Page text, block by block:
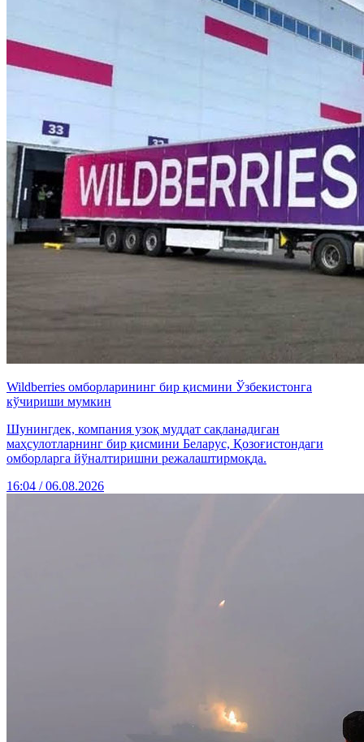
Wildberries омборларининг бир қисмини Ўзбекистонга
кўчириши мумкин
Шунингдек, компания узоқ муддат сақланадиган
маҳсулотларнинг бир қисмини Беларус, Қозоғистондаги
омборларга йўналтиришни режалаштирмоқда.
16:04 / 06.08.2026